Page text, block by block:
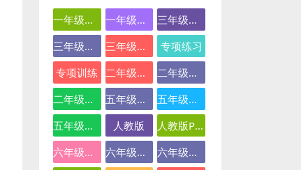
一年级数学 一年级语文
三年级数学
三年级英语
三年级语文
专项练习
专项训练
二年级下册数学
二年级数学
二年级语文
五年级数学
五年级英语
五年级语文
人教版
人教版PEP
六年级数学
六年级英语
六年级语文